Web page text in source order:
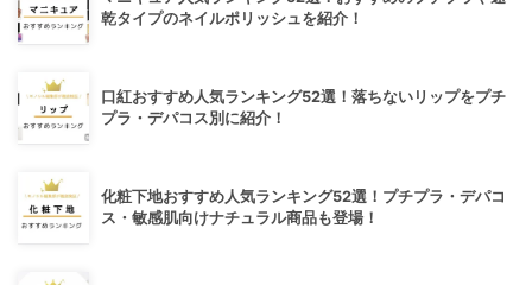
乾タイプのネイルポリッシュを紹介！
口紅おすすめ人気ランキング52選！落ちないリップをプチ
プラ・デパコス別に紹介！
化粧下地おすすめ人気ランキング52選！プチプラ・デパコ
ス・敏感肌向けナチュラル商品も登場！